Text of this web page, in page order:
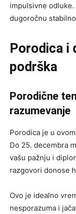
impulsivne
dugoročnu
Porodica i
podrška
Porodične
razumevanje
Porodica je u
Do 25. decembra
vašu pažnju i
razgovori donose
Ovo je idealno
nesporazuma i